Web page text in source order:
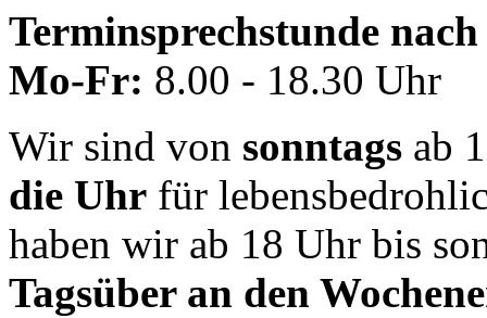
Terminsprechstunde
Mo-Fr: 8.00 - 18.30 Uhr
Wir sind von sonntags ab
die Uhr für
haben wir ab 18 Uhr bis
Tagsüber an den